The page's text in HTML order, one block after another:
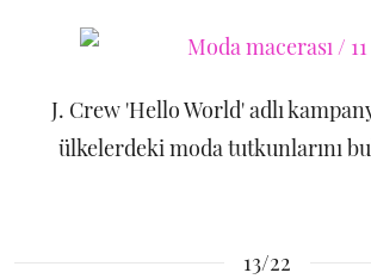
J. Crew 'Hello World' adlı
ülkelerdeki moda tutkunlarını
13/22